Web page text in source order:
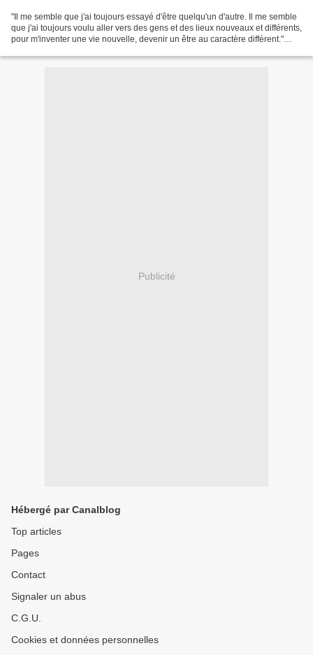
"Il me semble que j'ai toujours essayé d'être quelqu'un d'autre. Il me semble
que j'ai toujours voulu aller vers des gens et des lieux nouveaux et différents,
pour m'inventer une vie nouvelle, devenir un être au caractère différent."
Publicité
Hébergé par Canalblog
Top articles
Pages
Contact
Signaler un abus
C.G.U.
Cookies et données personnelles